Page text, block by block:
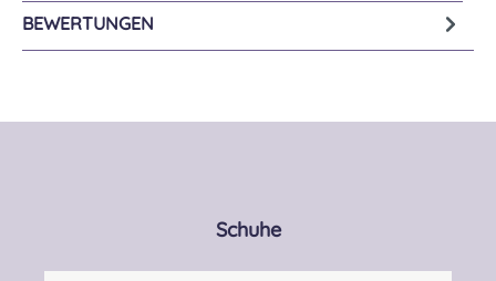
BEWERTUNGEN
Produktgalerie überspringen
Schuhe